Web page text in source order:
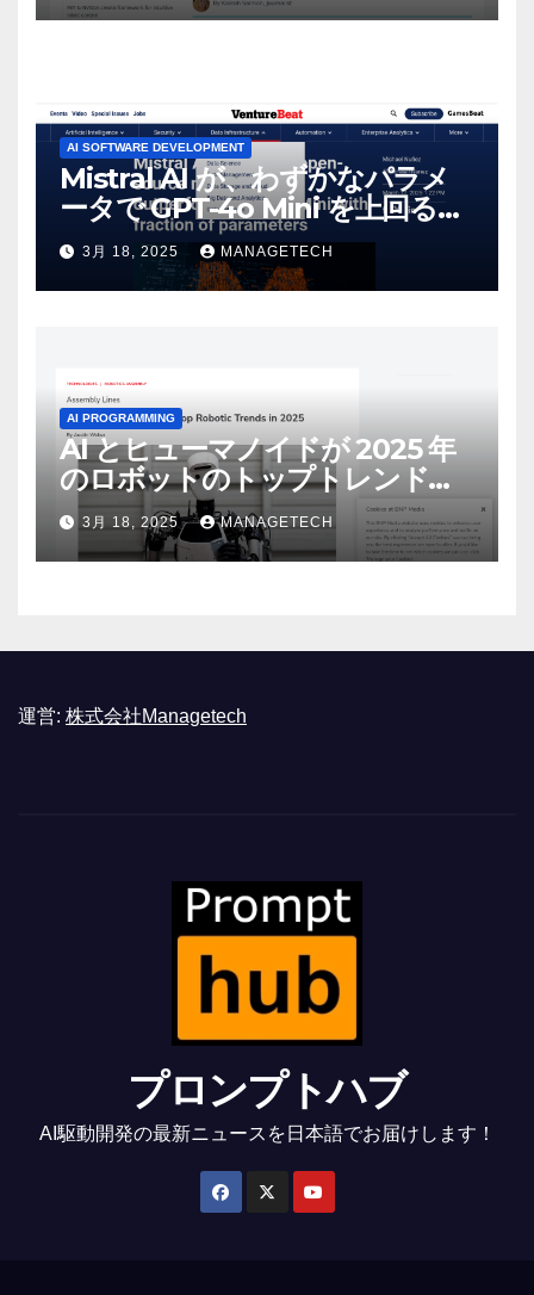
AI SOFTWARE DEVELOPMENT
Mistral AI が、わずかなパラメ
ータで GPT-4o Mini を上回る新
しいオープンソース モデルをリ
リース | VentureBeat
3月 18, 2025 MANAGETECH
AI PROGRAMMING
AI とヒューマノイドが 2025 年
のロボットのトップトレンドに |
ASSEMBLY
3月 18, 2025 MANAGETECH
運営: 株式会社Managetech
プロンプトハブ
AI駆動開発の最新ニュースを日本語でお届けします！